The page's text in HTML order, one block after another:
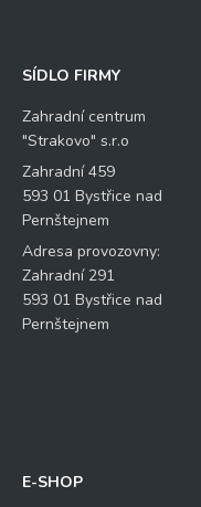
SÍDLO FIRMY
Zahradní centrum
"Strakovo" s.r.o
Zahradní 459
593 01 Bystřice nad
Pernštejnem
Adresa provozovny:
Zahradní 291
593 01 Bystřice nad
Pernštejnem
E-SHOP